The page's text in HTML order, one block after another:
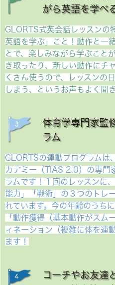
がら英語を学べ
GLORTS式英会話レッスンの
英語を学ぶ」こと！動作と一
とで、楽しみながら学ぶこと
き取ったり、新しい動作にチ
くさん使うので、レッスンの
しまう、というお声もよく聞き
体育学専門家監
ラム
GLORTSの運動プログラムは
カデミー（TIAS 2.0）の専門
ラムです！１回のレッスンに
能力」「戦術」の３つのトレ
れています。今の年齢のうち
「動作獲得（基本動作がスム
ィネーション（複雑に体を連
ます！
コーチやお友達